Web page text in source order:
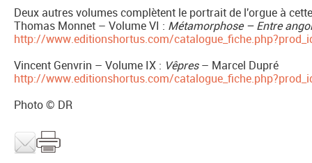
Deux autres volumes complètent le portrait de l'orgue à
Thomas Monnet – Volume VI : Métamorphose – Entre
http://www.editionshortus.com/
Vincent Genvrin – Volume IX : Vêpres– Marcel Dupré
http://www.editionshortus.com/
Photo © DR